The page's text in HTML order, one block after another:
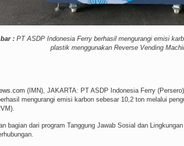
:PT ASDP Indonesia Ferry berhasil mengurangi emisi
plastik menggunakan Reverse Vending
(IMN), JAKARTA: PT ASDP Indonesia Ferry
mengurangi emisi karbon sebesar 10,2 ton melalui
bagian dari program Tanggung Jawab Sosial dan